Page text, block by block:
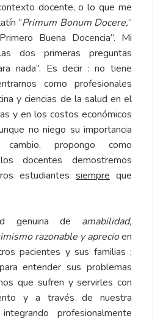
docente, o lo que me
“Primum Bonum Docere,”
Buena Docencia”. Mi
dos primeras preguntas
nada”. Es decir : no tiene
como profesionales
y ciencias de la salud en el
y en los costos económicos
no niego su importancia
cambio, propongo como
docentes demostremos
estudiantes siempre que
genuina de amabilidad,
razonable y aprecioen
pacientes y sus familias ;
entender sus problemas
que sufren y servirles con
y a través de nuestra
profesionalmente